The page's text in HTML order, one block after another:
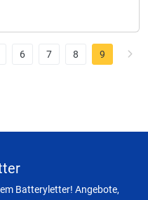
6 7 8 9
Batteryletter! Angebote,